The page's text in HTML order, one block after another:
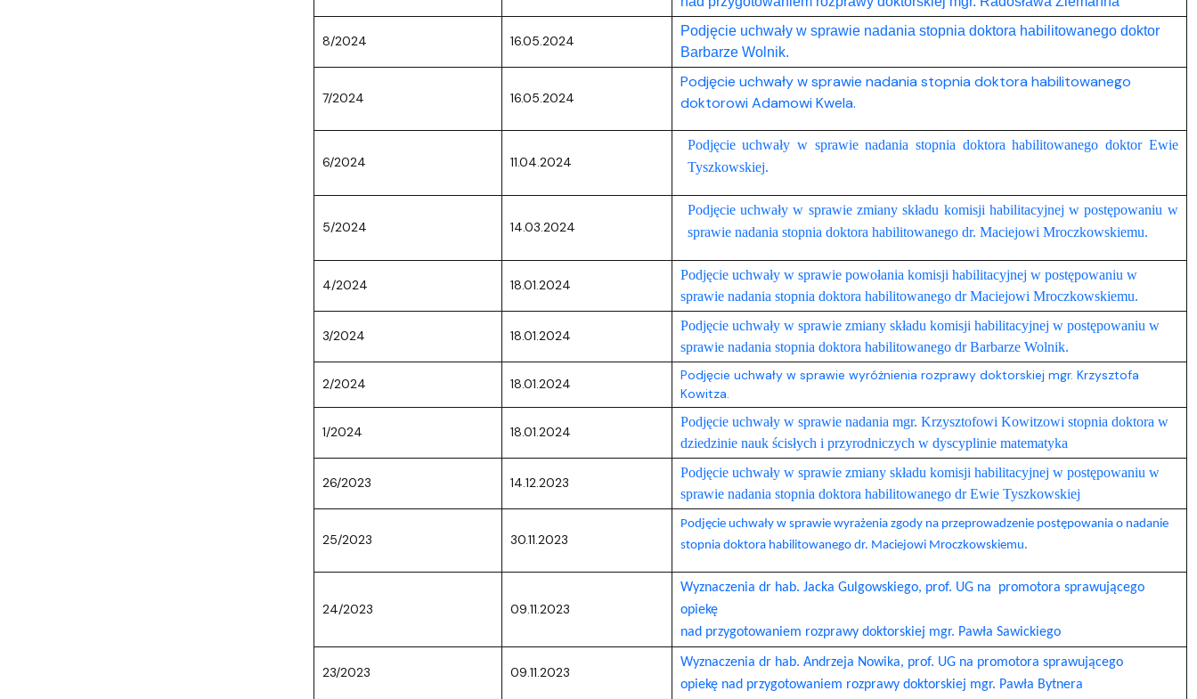
8/2024 16.05.2024
Podjęcie uchwały w sprawie nadania stopnia doktora habilitowanego doktor
Barbarze Wolnik.
7/2024 16.05.2024
Podjęcie uchwały w sprawie nadania stopnia doktora habilitowanego
doktorowi Adamowi Kwela.
6/2024 11.04.2024
Podjęcie uchwały w sprawie nadania stopnia doktora habilitowanego doktor Ewie
Tyszkowskiej.
5/2024 14.03.2024
Podjęcie uchwały w sprawie zmiany składu komisji habilitacyjnej w postępowaniu w
sprawie nadania stopnia doktora habilitowanego dr. Maciejowi Mroczkowskiemu.
4/2024 18.01.2024
Podjęcie uchwały w sprawie powołania komisji habilitacyjnej w postępowaniu w
sprawie nadania stopnia doktora habilitowanego dr Maciejowi Mroczkowskiemu.
3/2024 18.01.2024
Podjęcie uchwały w sprawie zmiany składu komisji habilitacyjnej w postępowaniu w
sprawie nadania stopnia doktora habilitowanego dr Barbarze Wolnik.
2/2024 18.01.2024
Podjęcie uchwały w sprawie wyróżnienia rozprawy doktorskiej mgr. Krzysztofa
Kowitza.
1/2024 18.01.2024
Podjęcie uchwały w sprawie nadania mgr. Krzysztofowi Kowitzowi stopnia doktora w
dziedzinie nauk ścisłych i przyrodniczych w dyscyplinie matematyka
26/2023 14.12.2023
Podjęcie uchwały w sprawie zmiany składu komisji habilitacyjnej w postępowaniu w
sprawie nadania stopnia doktora habilitowanego dr Ewie Tyszkowskiej
25/2023 30.11.2023
Podjęcie uchwały w sprawie wyrażenia zgody na przeprowadzenie postępowania o nadanie
stopnia doktora habilitowanego dr. Maciejowi Mroczkowskiemu.
24/2023 09.11.2023
Wyznaczenia dr hab. Jacka Gulgowskiego, prof. UG na promotora sprawującego
opiekę
nad przygotowaniem rozprawy doktorskiej mgr. Pawła Sawickiego
23/2023 09.11.2023
Wyznaczenia dr hab. Andrzeja Nowika, prof. UG na promotora sprawującego
opiekę nad przygotowaniem rozprawy doktorskiej mgr. Pawła Bytnera